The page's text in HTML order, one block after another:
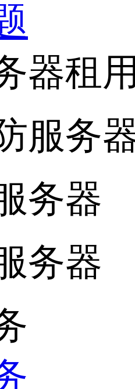
器租
服务
务器
务器